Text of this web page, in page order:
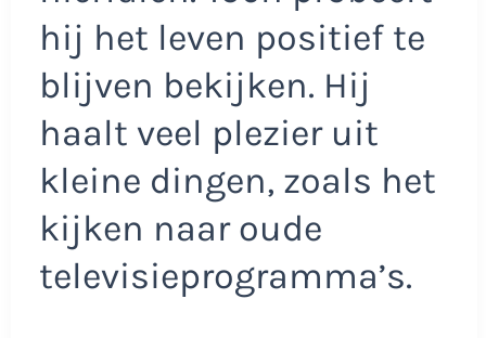
hij het leven positief te
blijven bekijken. Hij
haalt veel plezier uit
kleine dingen, zoals het
kijken naar oude
televisieprogramma’s.